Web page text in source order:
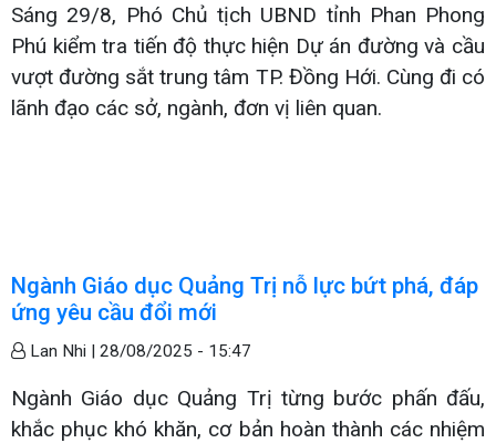
Sáng 29/8, Phó Chủ tịch UBND tỉnh Phan Phong
Phú kiểm tra tiến độ thực hiện Dự án đường và cầu
vượt đường sắt trung tâm TP. Đồng Hới. Cùng đi có
lãnh đạo các sở, ngành, đơn vị liên quan.
Ngành Giáo dục Quảng Trị nỗ lực bứt phá, đáp
ứng yêu cầu đổi mới
Lan Nhi | 28/08/2025 - 15:47
Ngành Giáo dục Quảng Trị từng bước phấn đấu,
khắc phục khó khăn, cơ bản hoàn thành các nhiệm